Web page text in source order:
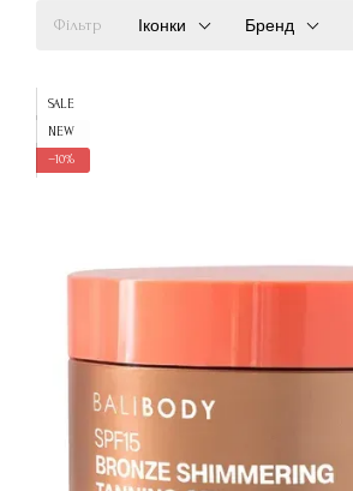
Фільтр Іконки Бренд
SALE
NEW
−10%